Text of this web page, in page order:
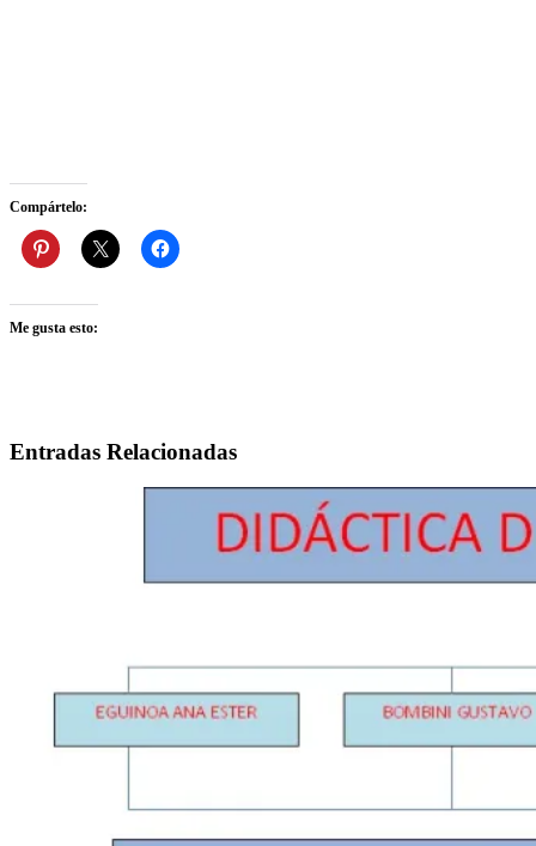
Compártelo:
Me gusta esto:
Entradas Relacionadas